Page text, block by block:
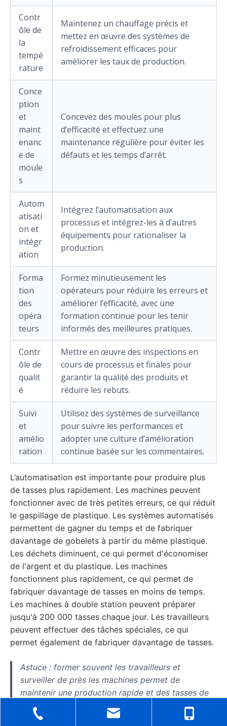
Contr
ôle de
la
tempé
rature
Maintenez un chauffage précis et
mettez en œuvre des systèmes de
refroidissement efficaces pour
améliorer les taux de production.
Conce
ption
et
maint
enanc
e de
moule
s
Concevez des moules pour plus
d’efficacité et effectuez une
maintenance régulière pour éviter les
défauts et les temps d’arrêt.
Autom
atisati
on et
intégr
ation
Intégrez l’automatisation aux
processus et intégrez-les à d’autres
équipements pour rationaliser la
production.
Forma
tion
des
opéra
teurs
Formez minutieusement les
opérateurs pour réduire les erreurs et
améliorer l’efficacité, avec une
formation continue pour les tenir
informés des meilleures pratiques.
Contr
ôle de
qualit
é
Mettre en œuvre des inspections en
cours de processus et finales pour
garantir la qualité des produits et
réduire les rebuts.
Suivi
et
amélio
ration
Utilisez des systèmes de surveillance
pour suivre les performances et
adopter une culture d’amélioration
continue basée sur les commentaires.
L’automatisation est importante pour produire plus
de tasses plus rapidement. Les machines peuvent
fonctionner avec de très petites erreurs, ce qui réduit
le gaspillage de plastique. Les systèmes automatisés
permettent de gagner du temps et de fabriquer
davantage de gobelets à partir du même plastique.
Les déchets diminuent, ce qui permet d'économiser
de l'argent et du plastique. Les machines
fonctionnent plus rapidement, ce qui permet de
fabriquer davantage de tasses en moins de temps.
Les machines à double station peuvent préparer
jusqu'à 200 000 tasses chaque jour. Les travailleurs
peuvent effectuer des tâches spéciales, ce qui
permet également de fabriquer davantage de tasses.
Astuce : former souvent les travailleurs et
surveiller de près les machines permet de
maintenir une production rapide et des tasses de
bonne qualité.